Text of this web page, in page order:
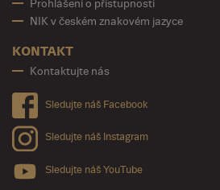
Prohlášení o přístupnosti
NIK v českém znakovém jazyce
KONTAKT
Kontaktujte nás
Sledujte náš Facebook
Sledujte náš Instagram
Sledujte náš YouTube